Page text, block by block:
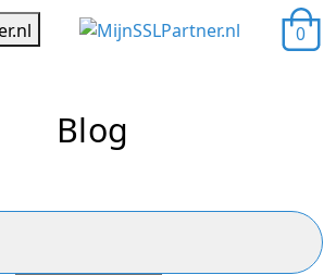
0
Blog